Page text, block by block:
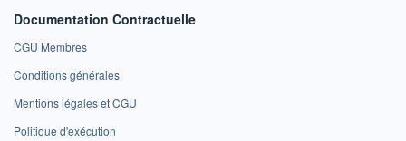
Documentation Contractuelle
CGU Membres
Conditions générales
Mentions légales et CGU
Politique d'exécution